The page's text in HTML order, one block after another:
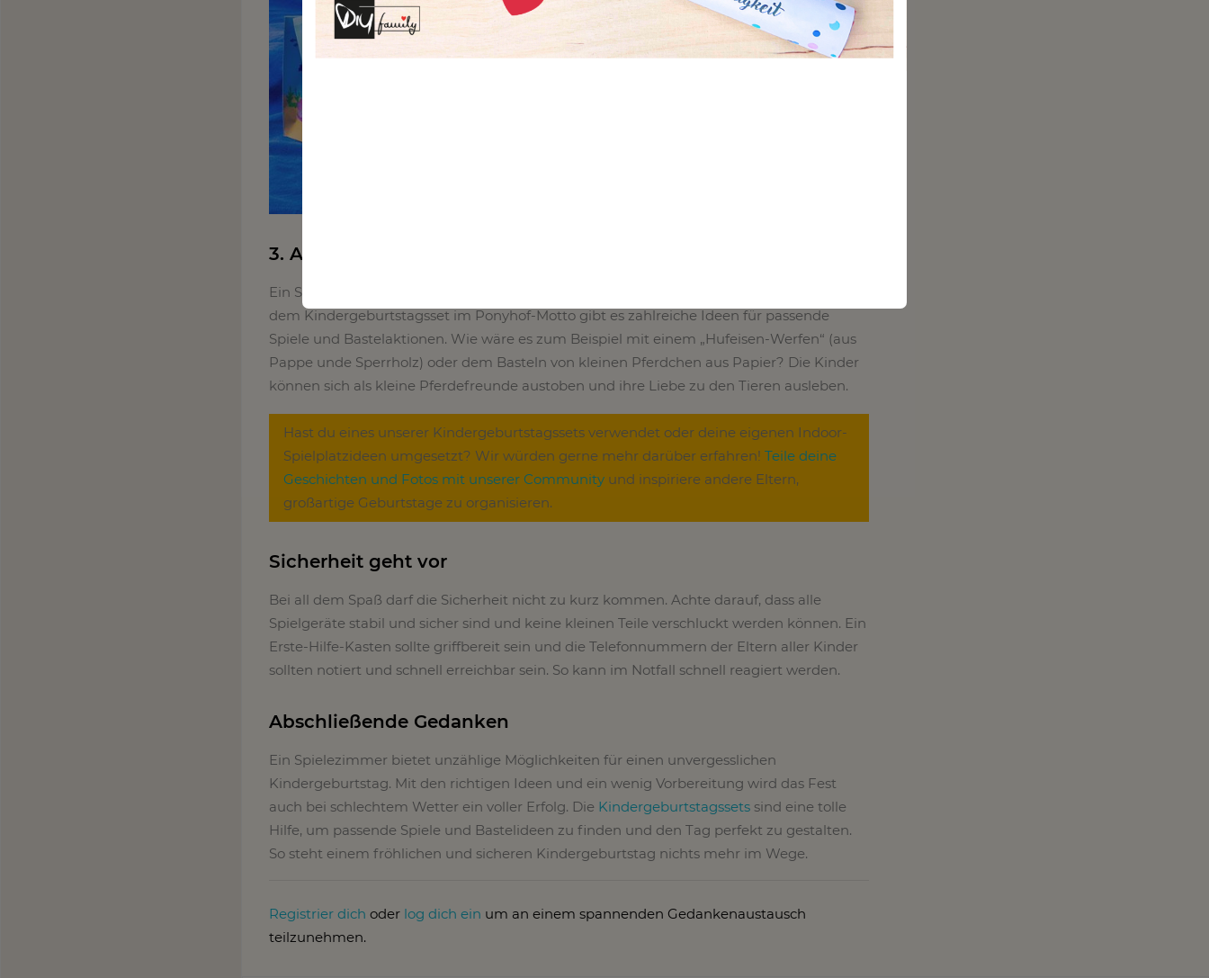
3. Auf dem Ponyhof
Ein Spielezimmer lässt sich auch wunderbar in einen kleinen Ponyhof verwandeln. Mit
dem Kindergeburtstagsset im Ponyhof-Motto gibt es zahlreiche Ideen für passende
Spiele und Bastelaktionen. Wie wäre es zum Beispiel mit einem „Hufeisen-Werfen“ (aus
Pappe unde Sperrholz) oder dem Basteln von kleinen Pferdchen aus Papier? Die Kinder
können sich als kleine Pferdefreunde austoben und ihre Liebe zu den Tieren ausleben.
Hast du eines unserer Kindergeburtstagssets verwendet oder deine eigenen Indoor-
Spielplatzideen umgesetzt? Wir würden gerne mehr darüber erfahren! Teile deine
Geschichten und Fotos mit unserer Community und inspiriere andere Eltern,
großartige Geburtstage zu organisieren.
Sicherheit geht vor
Bei all dem Spaß darf die Sicherheit nicht zu kurz kommen. Achte darauf, dass alle
Spielgeräte stabil und sicher sind und keine kleinen Teile verschluckt werden können. Ein
Erste-Hilfe-Kasten sollte griffbereit sein und die Telefonnummern der Eltern aller Kinder
sollten notiert und schnell erreichbar sein. So kann im Notfall schnell reagiert werden.
Abschließende Gedanken
Ein Spielezimmer bietet unzählige Möglichkeiten für einen unvergesslichen
Kindergeburtstag. Mit den richtigen Ideen und ein wenig Vorbereitung wird das Fest
auch bei schlechtem Wetter ein voller Erfolg. Die Kindergeburtstagssetssind eine tolle
Hilfe, um passende Spiele und Bastelideen zu finden und den Tag perfekt zu gestalten.
So steht einem fröhlichen und sicheren Kindergeburtstag nichts mehr im Wege.
Registrier dich oder log dich ein um an einem spannenden Gedankenaustausch
teilzunehmen.